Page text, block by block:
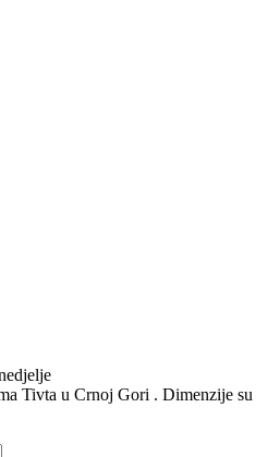
Tivta u Crnoj Gori . Dimenzije su